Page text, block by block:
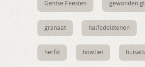
Gentse Feesten gewonden
granaat halfedelstenen
herfst howliet